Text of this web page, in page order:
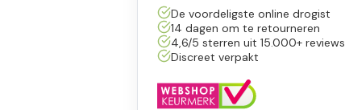
De voordeligste online drogist
14 dagen om te retourneren
4,6/5 sterren uit 15.000+ reviews
Discreet verpakt